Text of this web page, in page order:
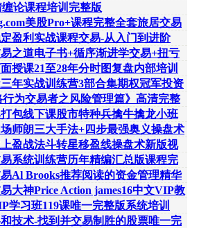
论课程培训完整版
美股Pro+课程完整全套旅居交易
盈利实战课程交易-从入门到进阶
共之道电子书+循序渐进学交易+扭亏
周授课21至28年分时图复盘内部培训
年实战训练营3部合集期权冠军投资
行为交易者之风险管理篇》高清完整
易包线下课股市特种兵擒牛擒龙小班
师朗三大手法+四步最强奥义操盘术
盈战法斗转星移盈线操盘术新版视
份系统训练营历年精编汇总版课程完
Al Brooks推荐阅读的资金管理精华
大神Price Action james16中文VIP教
学习班119课唯一完整版系统培训
+自
技术-找到并交易制胜的股票唯一完